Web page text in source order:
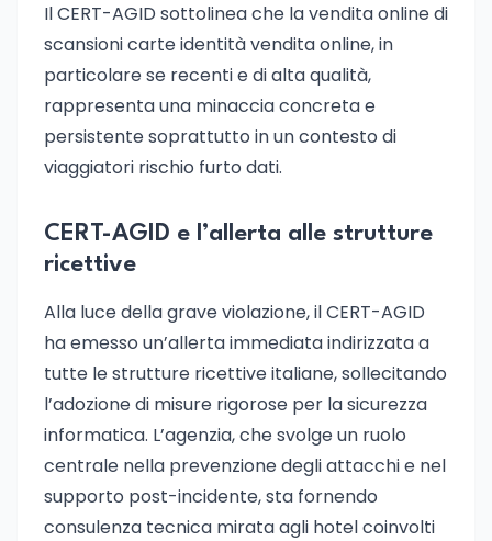
Il CERT-AGID sottolinea che la vendita online di
scansioni carte identità vendita online, in
particolare se recenti e di alta qualità,
rappresenta una minaccia concreta e
persistente soprattutto in un contesto di
viaggiatori rischio furto dati.
CERT-AGID e l’allerta alle strutture
ricettive
Alla luce della grave violazione, il CERT-AGID
ha emesso un’allerta immediata indirizzata a
tutte le strutture ricettive italiane, sollecitando
l’adozione di misure rigorose per la sicurezza
informatica. L’agenzia, che svolge un ruolo
centrale nella prevenzione degli attacchi e nel
supporto post-incidente, sta fornendo
consulenza tecnica mirata agli hotel coinvolti